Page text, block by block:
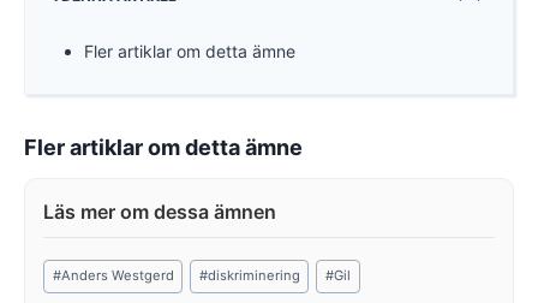
Fler artiklar om detta ämne
Fler artiklar om detta ämne
Post
Tags:
#Anders Westgerd #diskriminering #Gil